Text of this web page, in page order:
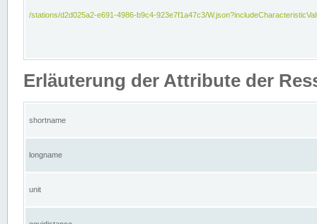
/stations/d2d025a2-e691-4986-b9c4-923e7f1a47c3/
Erläuterung der Attribute der
shortname
longname
unit